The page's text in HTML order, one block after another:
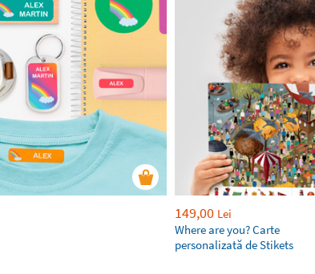
149,00 Lei
Where are you? Carte
personalizată de Stikets